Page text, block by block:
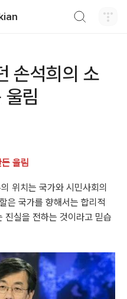
손석희의 소
림
울림
위치는 국가와 시민사회의
은 국가를 향해서는 합리적
진실을 전하는 것이라고 믿습